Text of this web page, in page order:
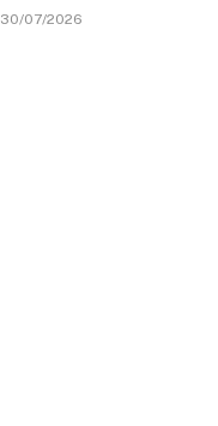
30/07/2026